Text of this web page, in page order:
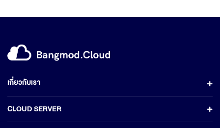
เกี่ยวกับเรา
CLOUD SERVER